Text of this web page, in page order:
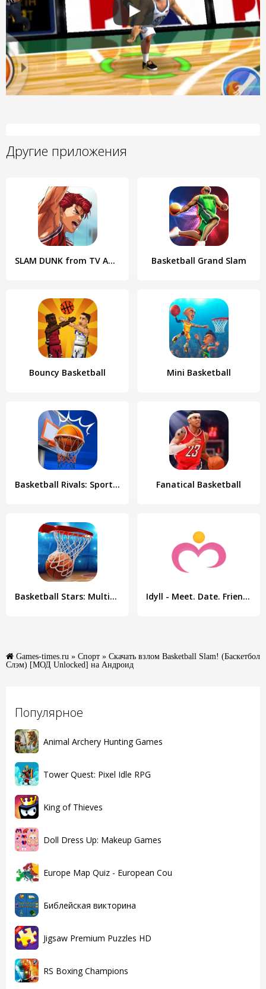
Популярное
Animal Archery Hunting Games
Tower Quest: Pixel Idle RPG
King of Thieves
Doll Dress Up: Makeup Games
Europe Map Quiz - European Cou
Библейская викторина
Jigsaw Premium Puzzles HD
RS Boxing Champions
Другие приложения
SLAM DUNK from TV Animation Basketball Grand Slam
Bouncy Basketball Mini Basketball
Basketball Rivals: Sports Game Fanatical Basketball
Basketball Stars: Multiplayer Idyll - Meet. Date. Friendship
Games-times.ru » Спорт » Скачать взлом Basketball Slam! (Баскетбол
Слэм) [МОД Unlocked] на Андроид